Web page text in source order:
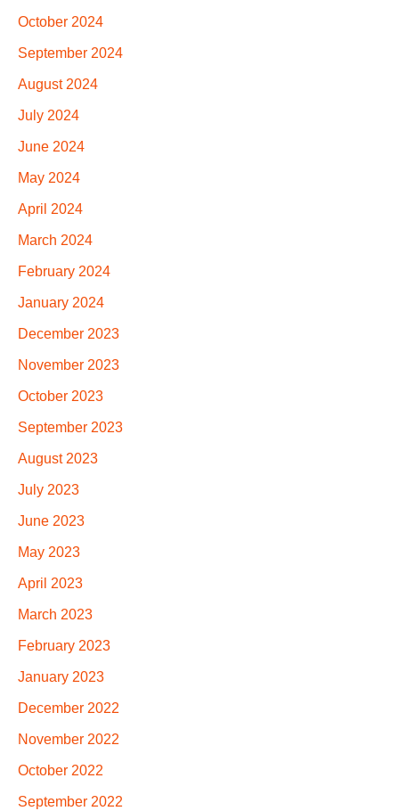
October 2024
September 2024
August 2024
July 2024
June 2024
May 2024
April 2024
March 2024
February 2024
January 2024
December 2023
November 2023
October 2023
September 2023
August 2023
July 2023
June 2023
May 2023
April 2023
March 2023
February 2023
January 2023
December 2022
November 2022
October 2022
September 2022